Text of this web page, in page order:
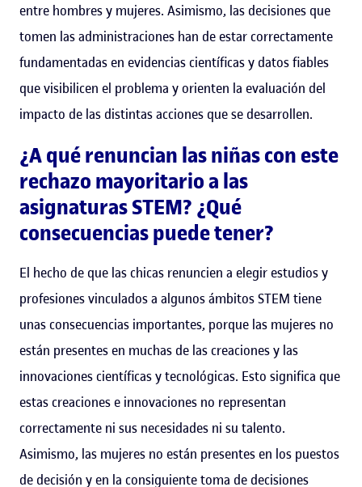
entre hombres y mujeres. Asimismo, las decisiones que
tomen las administraciones han de estar correctamente
fundamentadas en evidencias científicas y datos fiables
que visibilicen el problema y orienten la evaluación del
impacto de las distintas acciones que se desarrollen.
¿A qué renuncian las niñas con este
rechazo mayoritario a las
asignaturas STEM? ¿Qué
consecuencias puede tener?
El hecho de que las chicas renuncien a elegir estudios y
profesiones vinculados a algunos ámbitos STEM tiene
unas consecuencias importantes, porque las mujeres no
están presentes en muchas de las creaciones y las
innovaciones científicas y tecnológicas. Esto significa que
estas creaciones e innovaciones no representan
correctamente ni sus necesidades ni su talento.
Asimismo, las mujeres no están presentes en los puestos
de decisión y en la consiguiente toma de decisiones